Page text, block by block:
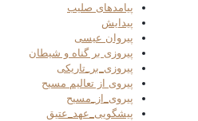
پیامدهای صلیب
پیدایش
پیروان عیسی
پیروزی بر گناه و شیطان
پیروزی_بر_تاریکی
پیروی از تعالیم مسیح
پیروی_از_مسیح
پیشگویی_عهد_عتیق